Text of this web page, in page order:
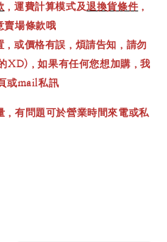
，運費計算模式及退換貨條件 ，
賣場條款哦
或價格有誤，煩請告知，請勿
XD)，如果有任何您想加購，我
或mail私訊
有問題可於營業時間來電或私